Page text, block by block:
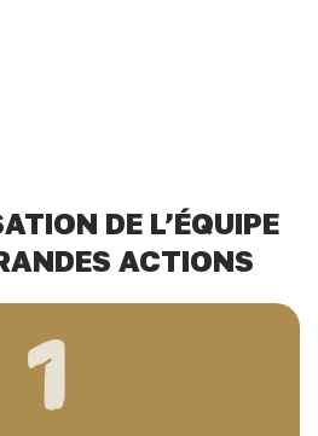
DE L’ÉQUIPE
ACTIONS